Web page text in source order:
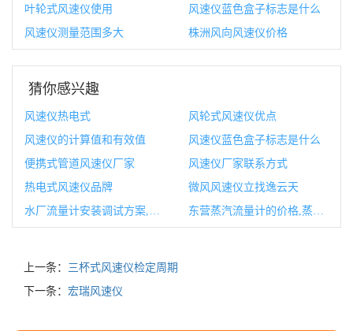
叶轮式风速仪使用
风速仪蓝色盒子标志是什么
风速仪测量范围多大
株洲风向风速仪价格
猜你感兴趣
风速仪热电式
风轮式风速仪优点
风速仪的计算值和有效值
风速仪蓝色盒子标志是什么
便携式管道风速仪厂家
风速仪厂家联系方式
热电式风速仪品牌
微风风速仪立找逸云天
上一条： 三杯式风速仪检定周期
下一条： 宏瑞风速仪